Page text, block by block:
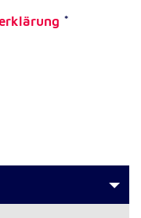
*
und
werden von
gesetzt.